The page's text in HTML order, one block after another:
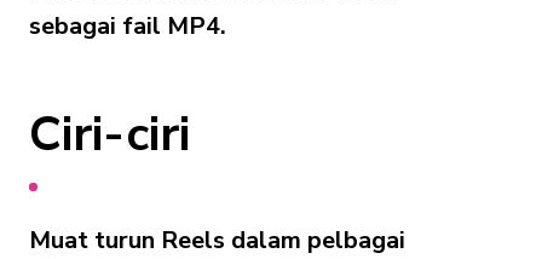
sebagai fail MP4.
Ciri-ciri
Muat turun Reels dalam pelbagai